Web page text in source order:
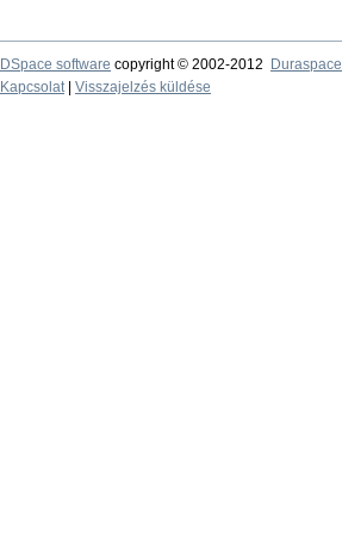
DSpace software copyright © 2002-2012
Duraspace
Kapcsolat| Visszajelzés küldése